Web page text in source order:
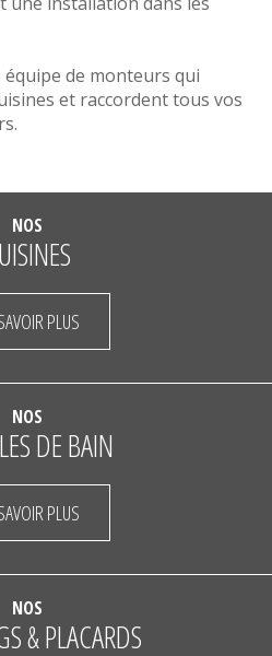
de monteurs qui
et raccordent tous vos
NOS
PLUS
NOS
DE BAIN
PLUS
NOS
& PLACARDS